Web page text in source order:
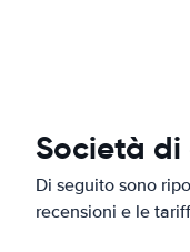
Società
Di seguito sono
recensioni e le